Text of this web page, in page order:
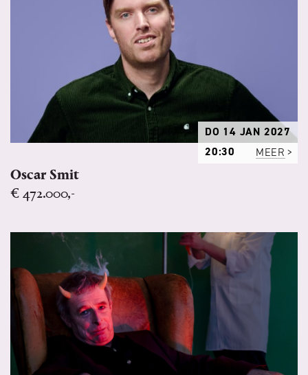
DO 14 JAN 2027
20:30
MEER
Oscar Smit
€ 472.000,-